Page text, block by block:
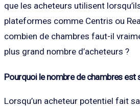
que les acheteurs utilisent
plateformes comme Centris ou
combien de chambres faut-il
plus grand nombre d’acheteurs ?
Pourquoi le nombre de chambres est
Lorsqu’un acheteur potentiel fait